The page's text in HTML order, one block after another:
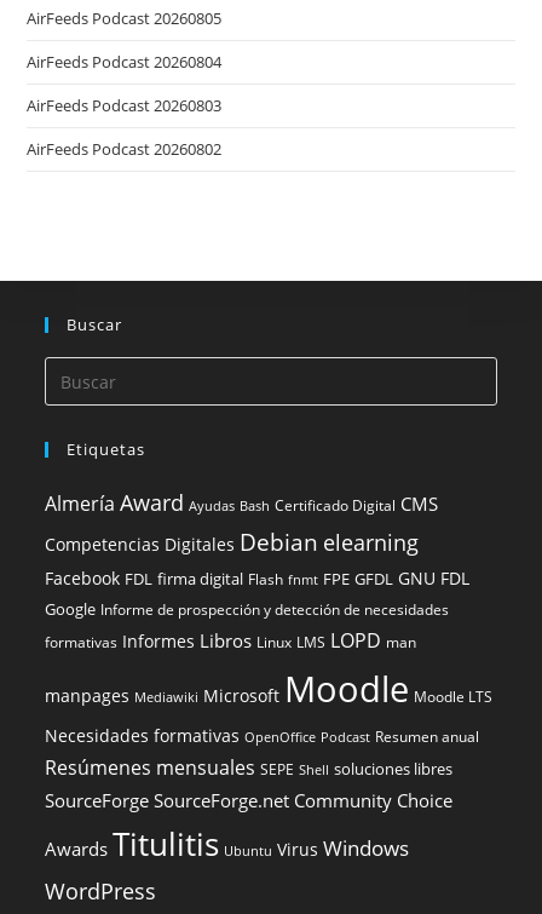
AirFeeds Podcast 20260805
AirFeeds Podcast 20260804
AirFeeds Podcast 20260803
AirFeeds Podcast 20260802
Buscar
Etiquetas
Almería Award Ayudas Bash Certificado Digital CMS
Competencias Digitales Debian elearning
Facebook FDL firma digital Flash fnmt FPE GFDL GNU FDL
Google Informe de prospección y detección de necesidades
formativas Informes Libros Linux LMS LOPD man
manpages Mediawiki Microsoft Moodle Moodle LTS
Necesidades formativas OpenOffice Podcast Resumen anual
Resúmenes mensuales SEPE Shell soluciones libres
SourceForge SourceForge.net Community Choice
Awards Titulitis Ubuntu Virus Windows
WordPress